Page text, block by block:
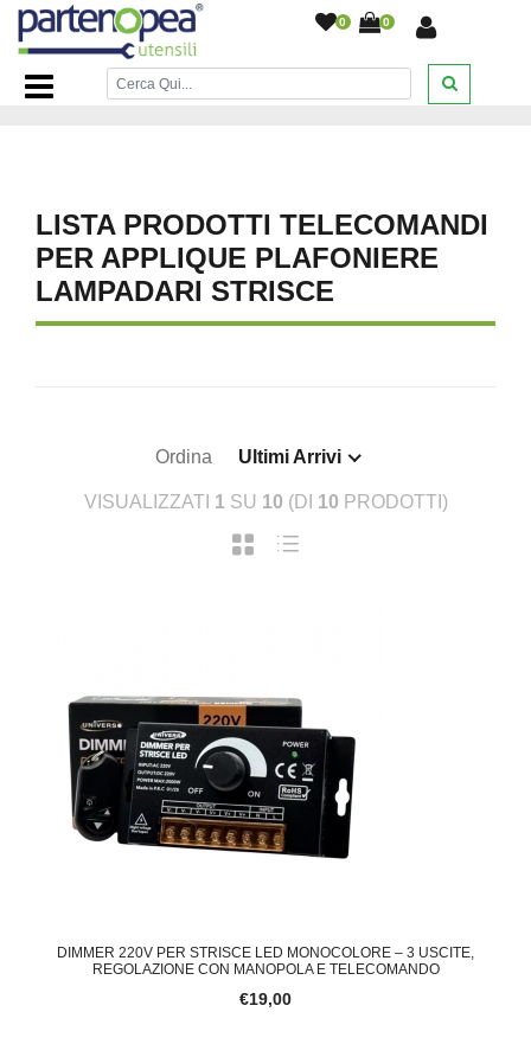
0 0
Home Page/ILLUMINAZIONE LED/ACCESSORI CASA E
COMPONENTI ELETTRICI/
LISTA PRODOTTI TELECOMANDI
PER APPLIQUE PLAFONIERE
LAMPADARI STRISCE
Ordina Ultimi Arrivi
VISUALIZZATI 1 SU 10 (DI 10 PRODOTTI)
DIMMER 220V PER STRISCE LED MONOCOLORE – 3 USCITE,
REGOLAZIONE CON MANOPOLA E TELECOMANDO
€19,00